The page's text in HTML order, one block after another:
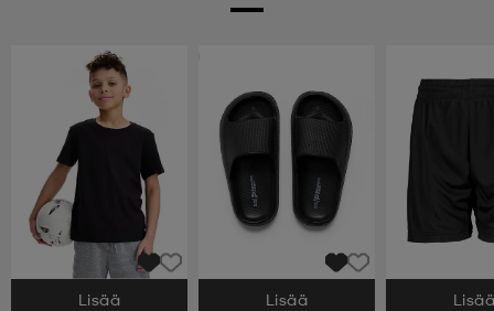
Valitse Koko
Lisää Valitse Koko
Lisää Valitse Koko